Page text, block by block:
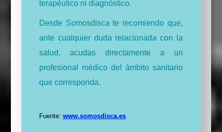
terapéutico ni diagnóstico.
Desde Somosdisca te recomiendo que,
ante cualquier duda relacionada con la
salud, acudas directamente a un
profesional médico del ámbito sanitario
que corresponda.
Fuente: www.somosdisca.es